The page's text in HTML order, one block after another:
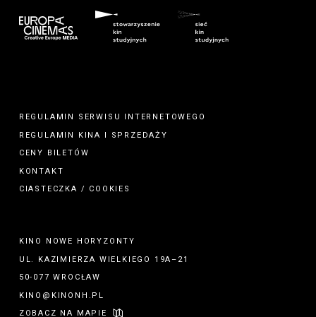
REGULAMIN SERWISU INTERNETOWEGO
REGULAMIN KINA I
SPRZEDAŻY
CENY BILETÓW
KONTAKT
CIASTECZKA / COOKIES
KINO NOWE HORYZONTY
UL. KAZIMIERZA WIELKIEGO 19A–21
50-077 WROCŁAW
KINO@KINONH.PL
ZOBACZ NA MAPIE